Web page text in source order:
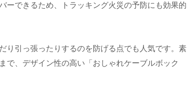
ーできるため、トラッキング火災の予防にも効果的
り引っ張ったりするのを防げる点でも人気です。素
で、デザイン性の高い「おしゃれケーブルボック